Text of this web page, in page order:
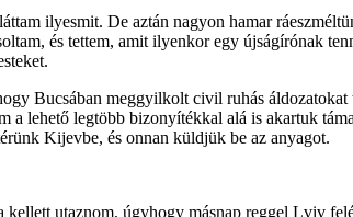
ilyesmit. De aztán nagyon hamar
és tettem, amit ilyenkor egy újságírónak
Bucsában meggyilkolt civil ruhás
a lehető legtöbb bizonyítékkal alá is akartuk
Kijevbe, és onnan küldjük be az anyagot.
utaznom, úgyhogy másnap reggel Lviv